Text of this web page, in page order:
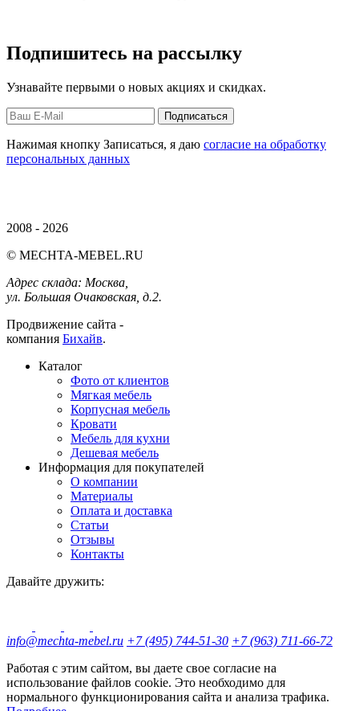
Подпишитесь на рассылку
Узнавайте первыми о новых акциях и скидках.
Нажимая кнопку Записаться, я даю согласие на обработку
персональных данных
2008 - 2026
© MECHTA-MEBEL.RU
Адрес склада: Москва,
ул. Большая Очаковская, д.2.
Продвижение сайта -
компания Бихайв.
Каталог
Фото от клиентов
Мягкая мебель
Корпусная мебель
Кровати
Мебель для кухни
Дешевая мебель
Информация для покупателей
О компании
Материалы
Оплата и доставка
Статьи
Отзывы
Контакты
Давайте дружить:
info@mechta-mebel.ru +7 (495) 744-51-30 +7 (963) 711-66-72
Работая с этим сайтом, вы даете свое согласие на
использование файлов cookie. Это необходимо для
нормального функционирования сайта и анализа трафика.